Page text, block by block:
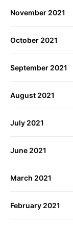
November 2021
October 2021
September 2021
August 2021
July 2021
June 2021
March 2021
February 2021